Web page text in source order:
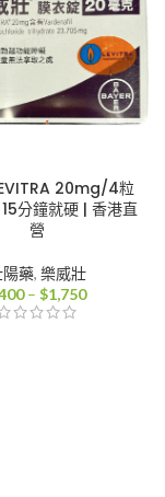
20mg/4粒
分鐘就硬 | 香港直
營
陽藥, 樂威壯
– $1,750價